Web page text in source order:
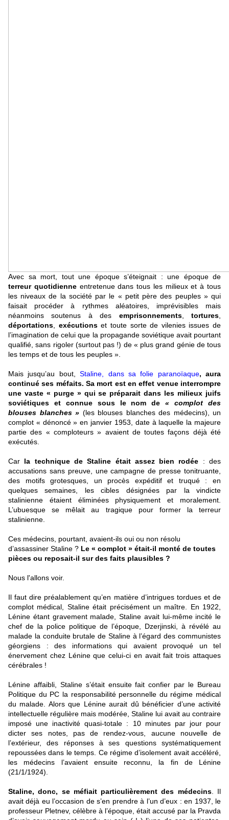
Avec sa mort, tout une époque s’éteignait : une époque de
terreur quotidienneentretenue dans tous les milieux et à tous
les niveaux de la société par le « petit père des peuples » qui
faisait procéder à rythmes aléatoires, imprévisibles mais
néanmoins soutenus à des emprisonnements,tortures
déportations
exécutionset toute sorte de vilenies issues de
l’imagination de celui que la propagande soviétique avait pourtant
qualifié, sans rigoler (surtout pas !) de « plus grand génie de tous
les temps et de tous les peuples ».
Mais jusqu’au bout,Staline, dans sa folie paranoïaque, aura
continué ses méfaits. Sa mort est en effet venue interrompre
une vaste « purge » qui se préparait dans les milieux juifs
soviétiques et connue sous le nom de« complot des
blouses blanches » (les blouses blanches des médecins), un
complot « dénoncé » en janvier 1953, date à laquelle la majeure
partie des « comploteurs » avaient de toutes façons déjà été
exécutés.
Car la technique de Staline était assez bien rodée : des
accusations sans preuve, une campagne de presse tonitruante,
des motifs grotesques, un procès expéditif et truqué : en
quelques semaines, les cibles désignées par la vindicte
stalinienne étaient éliminées physiquement et moralement.
L’ubuesque se mêlait au tragique pour former la terreur
stalinienne.
Ces médecins, pourtant, avaient-ils oui ou non résolu
d’assassiner Staline ? Le « complot » était-il monté de toutes
pièces ou reposait-il sur des faits plausibles ?
Nous l'allons voir.
Il faut dire préalablement qu’en matière d’intrigues tordues et de
complot médical, Staline était précisément un maître. En 1922,
Lénine étant gravement malade, Staline avait lui-même incité le
chef de la police politique de l’époque, Dzerjinski, à révélé au
malade la conduite brutale de Staline à l’égard des communistes
géorgiens : des informations qui avaient provoqué un tel
énervement chez Lénine que celui-ci en avait fait trois attaques
cérébrales !
Lénine affaibli, Staline s’était ensuite fait confier par le Bureau
Politique du PC la responsabilité personnelle du régime médical
du malade. Alors que Lénine aurait dû bénéficier d’une activité
intellectuelle régulière mais modérée, Staline lui avait au contraire
imposé une inactivité quasi-totale : 10 minutes par jour pour
dicter ses notes, pas de rendez-vous, aucune nouvelle de
l’extérieur, des réponses à ses questions systématiquement
repoussées dans le temps. Ce régime d’isolement avait accéléré,
les médecins l’avaient ensuite reconnu, la fin de Lénine
(21/1/1924).
Staline, donc, se méfiait particulièrement des médecins. Il
avait déjà eu l’occasion de s’en prendre à l’un d’eux : en 1937, le
professeur Pletnev, célèbre à l’époque, était accusé par la Pravda